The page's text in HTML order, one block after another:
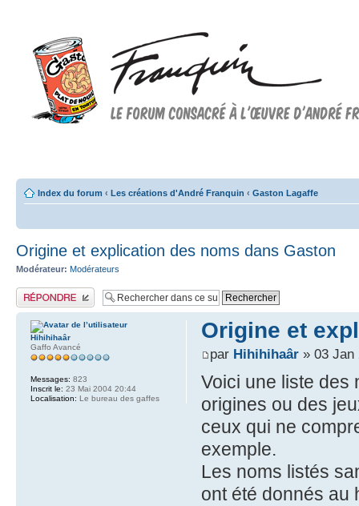
Index du forum ‹ Les créations d'André Franquin ‹ Gaston Lagaffe
Origine et explication des noms dans Gaston
Modérateur: Modérateurs
Publier une réponse
Origine et
par Hihihihaâr» 03 Jan
Voici une liste des
origines ou des
ceux qui ne
exemple.
Les noms listés
ont été donnés au
Hihihihaâr
Gaffo Avancé
Messages: 823
Inscrit le: 23 Mai 2004 20:44
Localisation: Le bureau des gaffes